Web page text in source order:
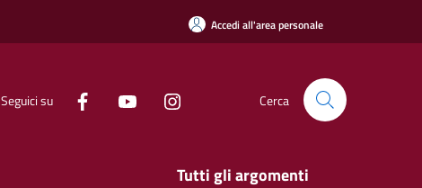
Accedi all'area personale
Seguici su Cerca
Tutti gli argomenti